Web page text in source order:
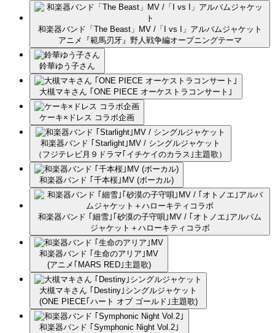
和楽器バンド「The Beast」MV /「I vs I」アルバムジャケット
アニメ『範馬刃牙』野人戦争編オープニングテーマ
鈴華ゆう子さん
大槻マキさん ｢ONE PIECE オーケストラコンサート｣
ケーキ×ドレス コラボ企画
和楽器バンド ｢Starlight｣MV / シングルジャケット
（フジテレビ月９ドラマ｢イチケイのカラス｣主題歌）
和楽器バンド ｢千本桜｣MV (ボーカル)
和楽器バンド ｢細雪｣｢砂漠の子守唄｣MV / ｢オトノエ｣アルバム
ジャケット＋ハローキティコラボ
和楽器バンド ｢生命のアリア｣MV
(アニメ｢MARS RED｣主題歌)
大槻マキさん ｢Destiny｣シングルジャケット
(ONE PIECE｢ハート オブ ゴールド｣主題歌)
和楽器バンド ｢Symphonic Night Vol.2｣